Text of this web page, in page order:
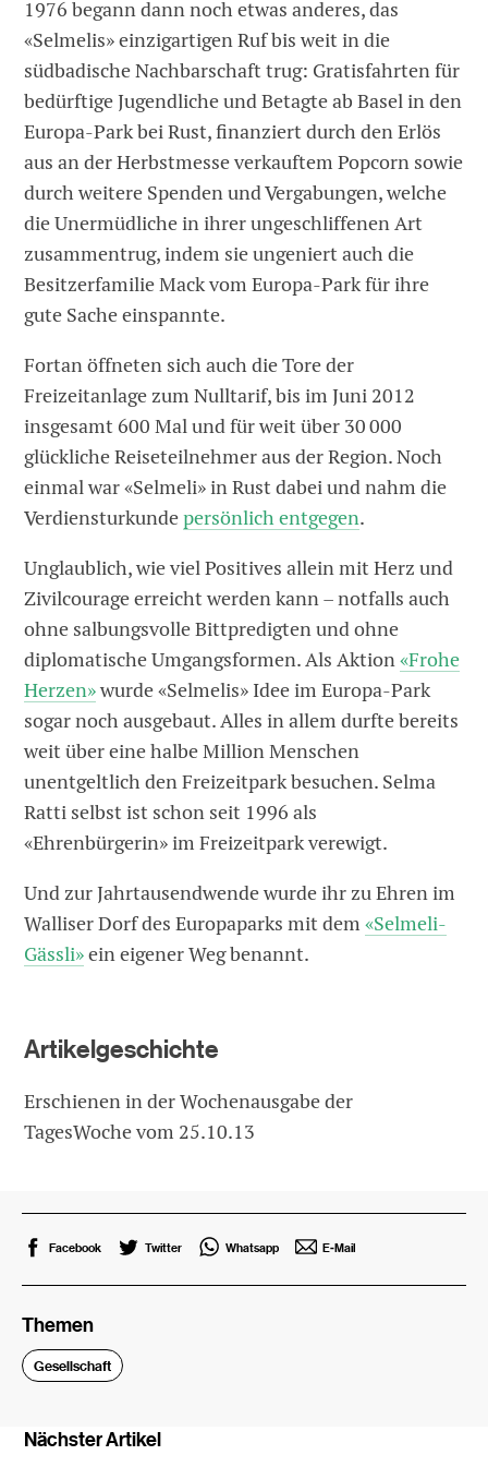
1976 begann dann noch ­etwas anderes, das
­«Selmelis» einzigartigen Ruf bis weit in die
südbadische Nachbarschaft trug: Gratisfahrten für
bedürftige Jugendliche und ­Betagte ab Basel in den
Europa-Park bei Rust, finanziert durch den Erlös
aus an der Herbstmesse verkauftem Popcorn sowie
durch weitere Spenden und Vergabungen, welche
die Unermüdliche in ihrer ungeschliffenen Art
zusammentrug, indem sie ungeniert auch die
Besitzerfamilie Mack vom Europa-Park für ihre
gute Sache einspannte.
Fortan öffneten sich auch die Tore der
Freizeitanlage zum Nulltarif, bis im Juni 2012
insgesamt 600 Mal und für weit über 30 000
glückliche Reise­teilnehmer aus der Region. Noch
einmal war «Selmeli» in Rust dabei und nahm die
Verdiensturkundepersönlich entgegen.
Unglaublich, wie viel Positives allein mit Herz und
Zivilcourage erreicht werden kann – notfalls auch
ohne salbungsvolle Bittpredigten und ohne
diplomatische Umgangsformen. Als Aktion«Frohe
Herzen»wurde «Selmelis» Idee im Europa-Park
sogar noch ausgebaut. Alles in allem durfte bereits
weit über eine halbe Million Menschen
unentgeltlich den Freizeitpark besuchen. Selma
Ratti selbst ist schon seit 1996 als
«Ehrenbürgerin» im Freizeitpark verewigt.
Und zur Jahrtausendwende wurde ihr zu Ehren im
Walliser Dorf des Europaparks mit dem«Selmeli-
Gässli»ein eigener Weg benannt.
Artikelgeschichte
Erschienen in der Wochenausgabe der
TagesWoche vom 25.10.13
Facebook Twitter Whatsapp E-Mail
Themen
Gesellschaft
Nächster Artikel